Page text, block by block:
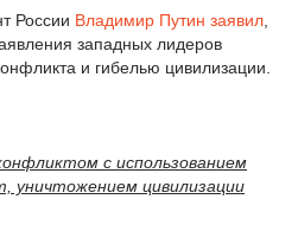
России Владимир Путин заявил,
западных лидеров
и гибелью цивилизации.
с использованием
уничтожением цивилизации